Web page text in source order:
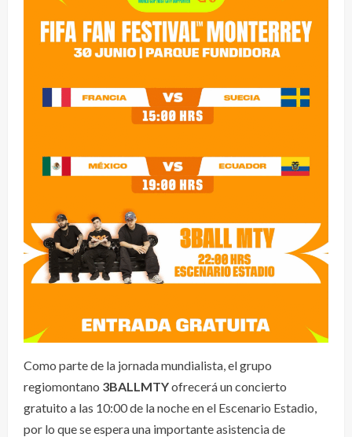
Como parte de la jornada mundialista, el grupo
regiomontano 3BALLMTYofrecerá un concierto
gratuito a las 10:00 de la noche en el Escenario Estadio,
por lo que se espera una importante asistencia de